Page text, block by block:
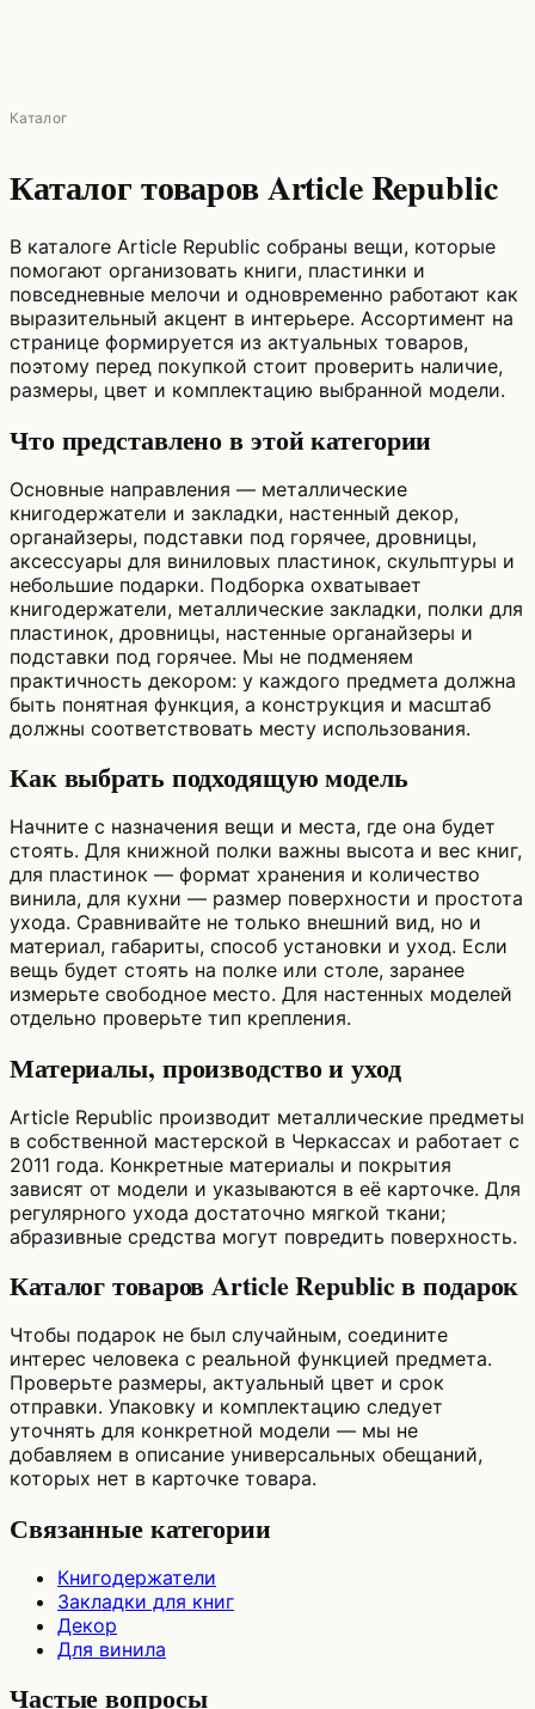
Каталог
Каталог товаров Article Republic
В каталоге Article Republic собраны вещи, которые
помогают организовать книги, пластинки и
повседневные мелочи и одновременно работают как
выразительный акцент в интерьере. Ассортимент на
странице формируется из актуальных товаров,
поэтому перед покупкой стоит проверить наличие,
размеры, цвет и комплектацию выбранной модели.
Что представлено в этой категории
Основные направления — металлические
книгодержатели и закладки, настенный декор,
органайзеры, подставки под горячее, дровницы,
аксессуары для виниловых пластинок, скульптуры и
небольшие подарки. Подборка охватывает
книгодержатели, металлические закладки, полки для
пластинок, дровницы, настенные органайзеры и
подставки под горячее. Мы не подменяем
практичность декором: у каждого предмета должна
быть понятная функция, а конструкция и масштаб
должны соответствовать месту использования.
Как выбрать подходящую модель
Начните с назначения вещи и места, где она будет
стоять. Для книжной полки важны высота и вес книг,
для пластинок — формат хранения и количество
винила, для кухни — размер поверхности и простота
ухода. Сравнивайте не только внешний вид, но и
материал, габариты, способ установки и уход. Если
вещь будет стоять на полке или столе, заранее
измерьте свободное место. Для настенных моделей
отдельно проверьте тип крепления.
Материалы, производство и уход
Article Republic производит металлические предметы
в собственной мастерской в Черкассах и работает с
2011 года. Конкретные материалы и покрытия
зависят от модели и указываются в её карточке. Для
регулярного ухода достаточно мягкой ткани;
абразивные средства могут повредить поверхность.
Каталог товаров Article Republic в подарок
Чтобы подарок не был случайным, соедините
интерес человека с реальной функцией предмета.
Проверьте размеры, актуальный цвет и срок
отправки. Упаковку и комплектацию следует
уточнять для конкретной модели — мы не
добавляем в описание универсальных обещаний,
которых нет в карточке товара.
Связанные категории
Книгодержатели
Закладки для книг
Декор
Для винила
Частые вопросы